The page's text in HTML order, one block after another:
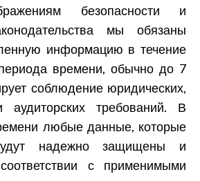
безопасности и
мы обязаны
информацию в течение
времени, обычно до 7
соблюдение юридических,
аудиторских требований. В
любые данные, которые
надежно защищены и
с применимыми